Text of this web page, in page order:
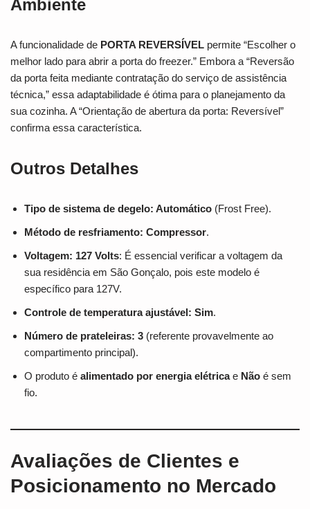
Ambiente
A funcionalidade de PORTA REVERSÍVEL permite “Escolher o
melhor lado para abrir a porta do freezer.” Embora a “Reversão
da porta feita mediante contratação do serviço de assistência
técnica,” essa adaptabilidade é ótima para o planejamento da
sua cozinha. A “Orientação de abertura da porta: Reversível”
confirma essa característica.
Outros Detalhes
Tipo de sistema de degelo: Automático (Frost Free).
Método de resfriamento: Compressor.
Voltagem: 127 Volts: É essencial verificar a voltagem da
sua residência em São Gonçalo, pois este modelo é
específico para 127V.
Controle de temperatura ajustável: Sim.
Número de prateleiras: 3 (referente provavelmente ao
compartimento principal).
O produto é alimentado por energia elétricae Não é sem
fio.
Avaliações de Clientes e
Posicionamento no Mercado